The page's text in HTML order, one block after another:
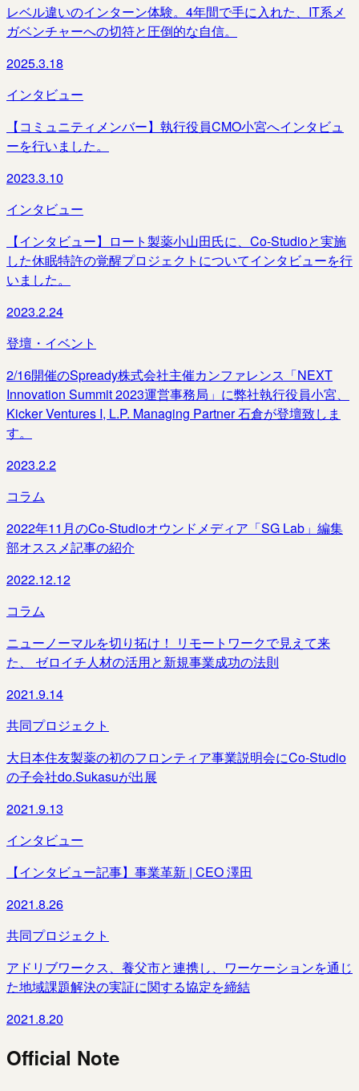
レベル違いのインターン体験。4年間で手に入れた、IT系メ
ガベンチャーへの切符と圧倒的な自信。
2025.3.18
インタビュー
【コミュニティメンバー】執行役員CMO小宮へインタビュ
ーを行いました。
2023.3.10
インタビュー
【インタビュー】ロート製薬小山田氏に、Co-Studioと実施
した休眠特許の覚醒プロジェクトについてインタビューを行
いました。
2023.2.24
登壇・イベント
2/16開催のSpready株式会社主催カンファレンス「NEXT
Innovation Summit 2023運営事務局」に弊社執行役員小宮、
Kicker Ventures I, L.P. Managing Partner 石倉が登壇致しま
す。
2023.2.2
コラム
2022年11月のCo-Studioオウンドメディア「SG Lab」編集
部オススメ記事の紹介
2022.12.12
コラム
ニューノーマルを切り拓け！ リモートワークで見えて来
た、 ゼロイチ人材の活用と新規事業成功の法則
2021.9.14
共同プロジェクト
大日本住友製薬の初のフロンティア事業説明会にCo-Studio
の子会社do.Sukasuが出展
2021.9.13
インタビュー
【インタビュー記事】事業革新 | CEO 澤田
2021.8.26
共同プロジェクト
アドリブワークス、養父市と連携し、ワーケーションを通じ
た地域課題解決の実証に関する協定を締結
2021.8.20
Official Note